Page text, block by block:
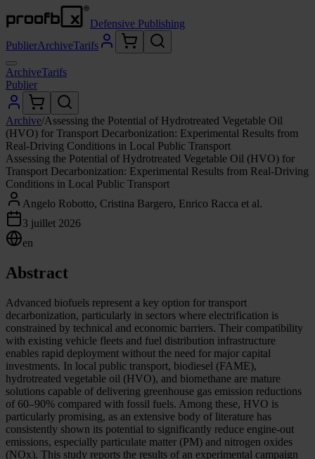
Defensive Publishing
PublierArchiveTarifs
ArchiveTarifs
Publier
Archive/Assessing the Potential of Hydrotreated Vegetable Oil
(HVO) for Transport Decarbonization: Experimental Results from
Real-Driving Conditions in Local Public Transport
Assessing the Potential of Hydrotreated Vegetable Oil (HVO) for
Transport Decarbonization: Experimental Results from Real-Driving
Conditions in Local Public Transport
Angelo Robotto, Cristina Bargero, Enrico Racca et al.
3 juillet 2026
en
Abstract
Advanced biofuels represent a key option for transport
decarbonization, particularly in sectors where electrification is
constrained by technical and economic barriers. Their compatibility
with existing vehicle fleets and fuel distribution infrastructure
enables rapid deployment without the need for major capital
investments. In local public transport, biodiesel (FAME),
hydrotreated vegetable oil (HVO), and biomethane are mature
solutions capable of delivering greenhouse gas emission reductions
of 60–90% compared with fossil fuels. Among these, HVO is
particularly promising, as an extensive body of literature has
consistently shown its potential to significantly reduce engine-out
emissions, especially particulate matter (PM) and nitrogen oxides
(NOx). This study reports the results of an experimental campaign